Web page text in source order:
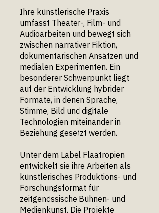
Ihre künstlerische Praxis
umfasst Theater-, Film- und
Audioarbeiten und bewegt sich
zwischen narrativer Fiktion,
dokumentarischen Ansätzen und
medialen Experimenten. Ein
besonderer Schwerpunkt liegt
auf der Entwicklung hybrider
Formate, in denen Sprache,
Stimme, Bild und digitale
Technologien miteinander in
Beziehung gesetzt werden.
Unter dem Label Flaatropien
entwickelt sie ihre Arbeiten als
künstlerisches Produktions- und
Forschungsformat für
zeitgenössische Bühnen- und
Medienkunst. Die Projekte